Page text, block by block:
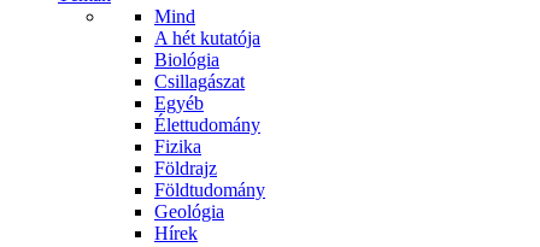
Mind
A hét kutatója
Biológia
Csillagászat
Egyéb
Élettudomány
Fizika
Földrajz
Földtudomány
Geológia
Hírek